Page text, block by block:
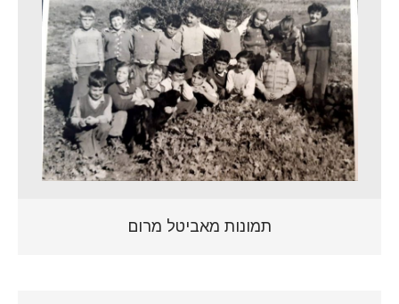
תמונות מאביטל מרום